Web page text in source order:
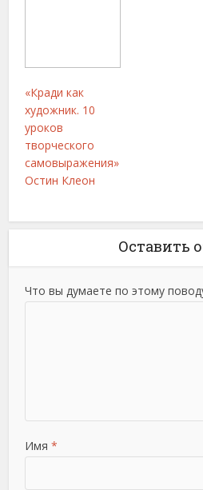
«Кради как
художник. 10
уроков
творческого
самовыражения»
Остин Клеон
Оставить
Что вы думаете по этому
Имя *